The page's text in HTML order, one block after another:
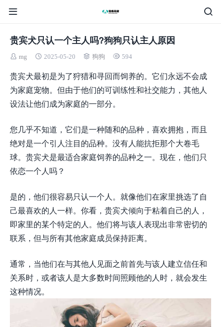
贵宾犬只认一个主人吗?狗狗只认主人原因
mg 2025-05-20 狗狗 594
贵宾犬最初是为了狩猎和寻回而饲养的。它们永远不会成
为家庭宠物。但由于他们的可训练性和社交能力，其他人
设法让他们成为家庭的一部分。
您几乎不知道，它们是一种随和的品种，喜欢拥抱，而且
绝对是一个引人注目的品种。没有人能抗拒那个大卷毛
球。贵宾犬是最适合家庭饲养的品种之一。现在，他们只
依恋一个人吗？
是的，他们很容易只认一个人。就像他们在家里挑选了自
己最喜欢的人一样。你看，贵宾犬倾向于粘着自己的人，
即家里的某个特定的人。他们将与该人表现出非常密切的
联系，但与所有其他家庭成员保持距离。
通常，当他们在与其他人见面之前首先与该人建立信任和
关系时，或者该人是大多数时间照顾他的人时，就会发生
这种情况。